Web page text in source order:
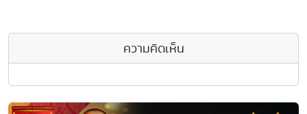
ความคิดเห็น